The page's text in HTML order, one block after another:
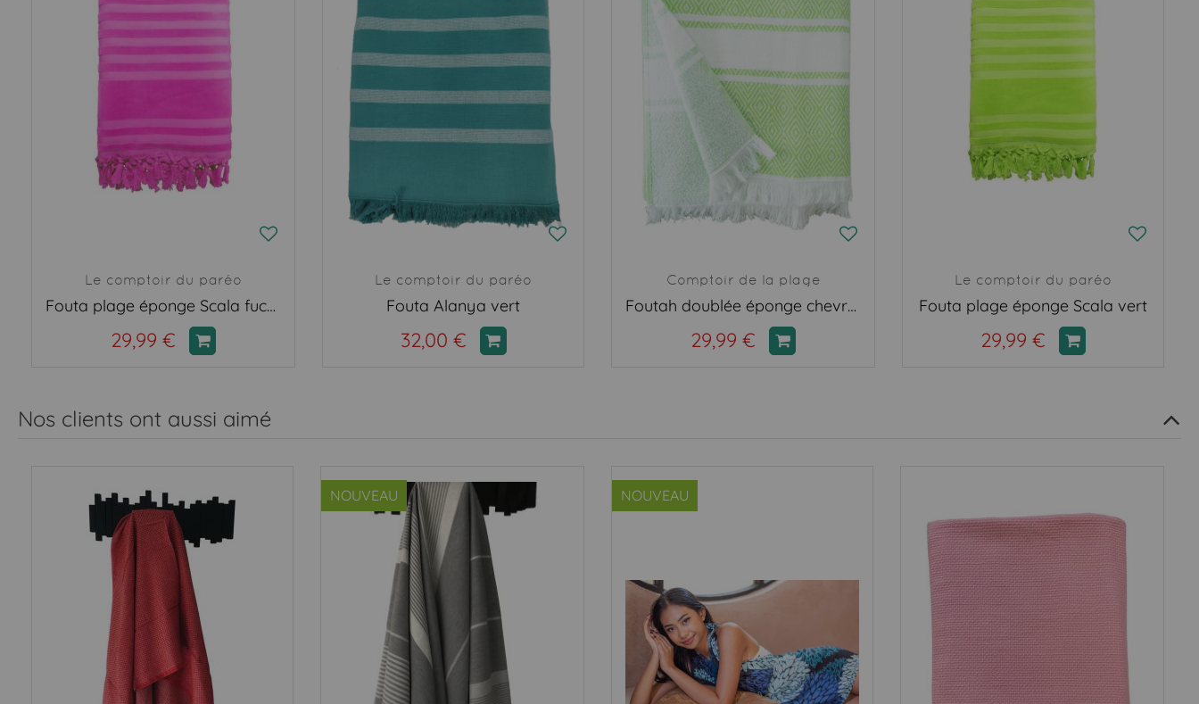
Le comptoir du paréo
Fouta plage éponge Scala fuchsia
29,99 €
Le comptoir du paréo
Fouta Alanya vert
32,00 €
Comptoir de la plage
Foutah doublée éponge chevron vert
29,99 €
Le comptoir du paréo
Fouta plage éponge Scala vert
29,99 €
Nos clients ont aussi aimé
NOUVEAU NOUVEAU